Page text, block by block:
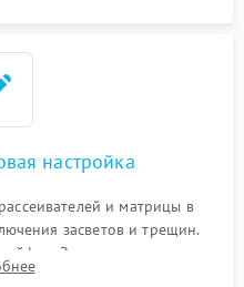
настройка
и матрицы в
засветов и трещин.
Закрытие корпуса.
обеспечения.